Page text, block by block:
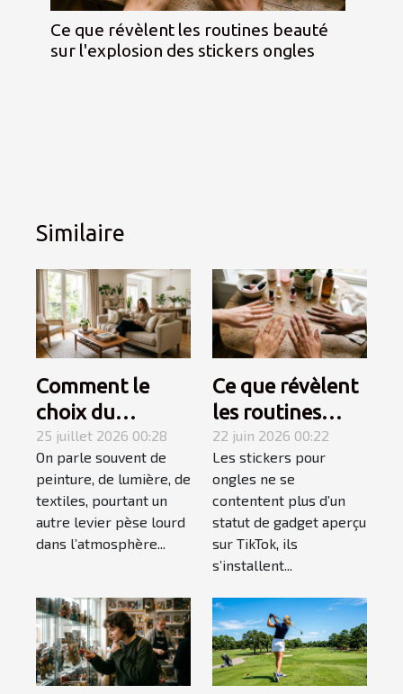
Ce que révèlent les routines beauté
sur l'explosion des stickers ongles
Similaire
Comment le
choix du
mobilier
influence-t-il
l’ambiance
d’une pièce ?
25 juillet 2026 00:28
On parle souvent de
peinture, de lumière, de
textiles, pourtant un
autre levier pèse lourd
dans l’atmosphère...
Ce que révèlent
les routines
beauté sur
l'explosion des
stickers ongles
22 juin 2026 00:22
Les stickers pour
ongles ne se
contentent plus d’un
statut de gadget aperçu
sur TikTok, ils
s’installent...